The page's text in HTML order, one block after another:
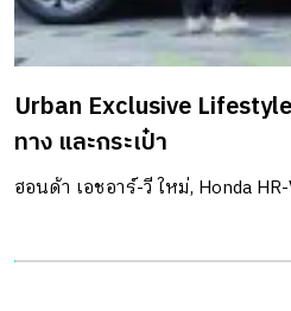
พื้นที่สวนได้ 180 องศา ทำให้บ้าน
ภายนอก นอกจากนี้ ช่องเปิดต่า
ช่วยเชื้อเชิญให้ผู้อยู่อาศัยเกิดการ
หน้าต่าง และประตูบ้าน ไปจนถึง
สู่พื้นที่ใช้งานอื่น ๆ ได้ด้วย การวาง
Urban Exclusive
ทาง และกระเป๋า
ฮอนด้า เอชอาร์-วี ใหม่, Honda